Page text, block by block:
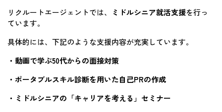
リクルートエージェントでは、
ミドルシニア就活支援を行っ
ています。
具体的には、下記のような支援内容が充実しています。
・動画で学ぶ50代からの面接対策
・ポータブルスキル診断を用いた自己PRの作成
・ミドルシニアの「キャリアを考える」セミナー